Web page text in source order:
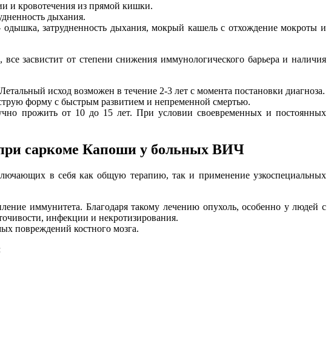
и кровотечения из прямой кишки.
дыхания.
затрудненность дыхания, мокрый кашель с отхождение мокроты и
засвистит от степени снижения иммунологического барьера и наличия
исход возможен в течение 2-3 лет с момента постановки диагноза.
форму с быстрым развитием и непременной смертью.
прожить от 10 до 15 лет. При условии своевременных и постоянных
саркоме Капоши у больных ВИЧ
в себя как общую терапию, так и применение узкоспециальных
иммунитета. Благодаря такому лечению опухоль, особенно у людей с
инфекции и некротизирования.
повреждений костного мозга.